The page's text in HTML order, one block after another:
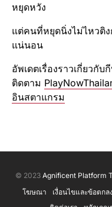
หยุดหวัง
แต่คนที่หยุดนิ่งไม่ไหวติ
แน่นอน
อัพเดตเรื่องราวเกี่ยวกับ
ติดตาม
อินสตาแกรม
© 2023 Agnificent Platform
โฆษณา เงื่อนไขและข้อตกล